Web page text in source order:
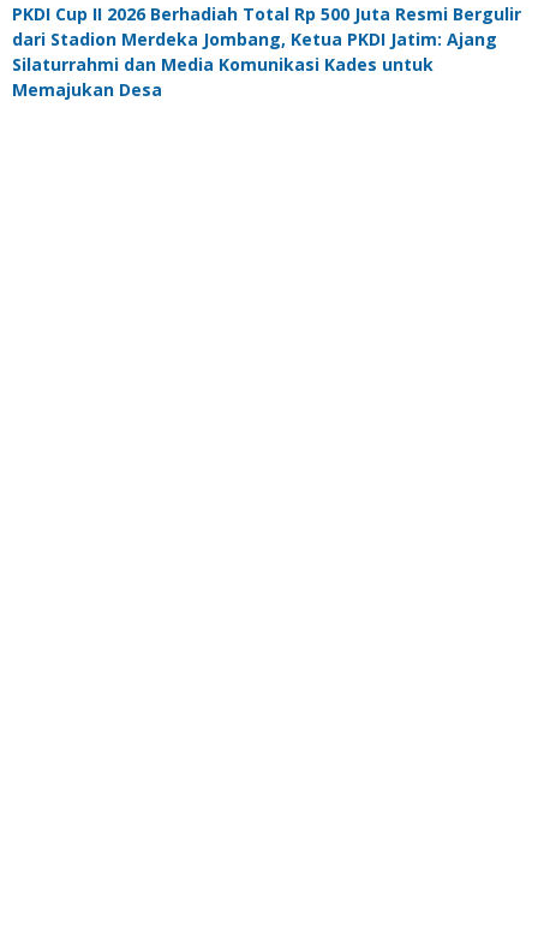
PKDI Cup II 2026 Berhadiah Total Rp 500 Juta Resmi Bergulir
dari Stadion Merdeka Jombang, Ketua PKDI Jatim: Ajang
Silaturrahmi dan Media Komunikasi Kades untuk
Memajukan Desa